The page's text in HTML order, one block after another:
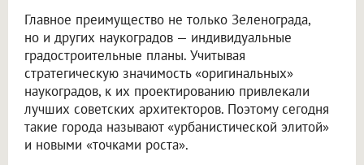
Главное преимущество не только Зеленограда,
но и других наукоградов — индивидуальные
градостроительные планы. Учитывая
стратегическую значимость «оригинальных»
наукоградов, к их проектированию привлекали
лучших советских архитекторов. Поэтому сегодня
такие города называют «урбанистической элитой»
и новыми «точками роста».